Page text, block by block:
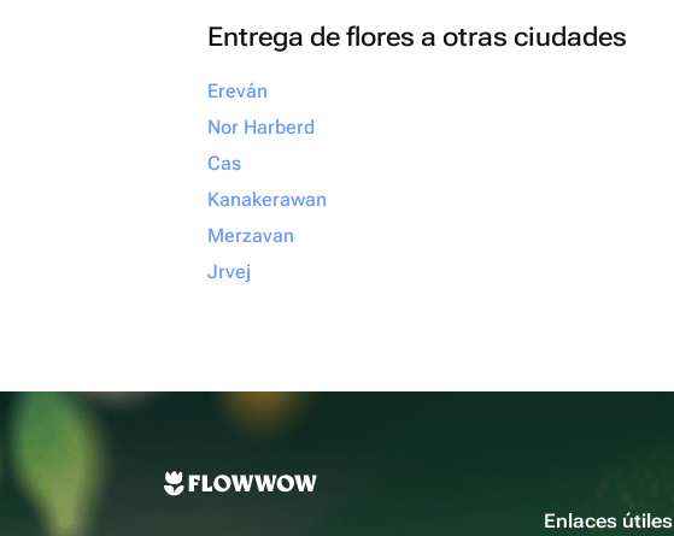
Entrega de flores a otras ciudades
Ereván
Nor Harberd
Cas
Kanakerawan
Merzavan
Jrvej
Enlaces útiles